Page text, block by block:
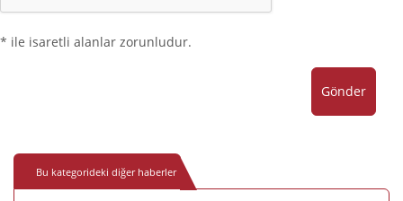
* ile isaretli alanlar zorunludur.
Gönder
Bu kategorideki diğer haberler